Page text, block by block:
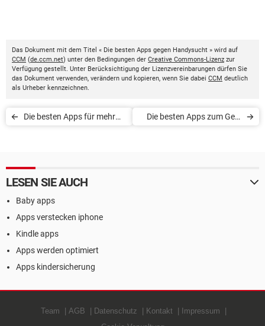
Das Dokument mit dem Titel « Die besten Apps gegen Handysucht » wird auf
CCM (de.ccm.net) unter den Bedingungen der Creative Commons-Lizenz zur
Verfügung gestellt. Unter Berücksichtigung der Lizenzvereinbarungen dürfen Sie
das Dokument verwenden, verändern und kopieren, wenn Sie dabei CCM deutlich
als Urheber kennzeichnen.
Die besten Apps für mehr
Die besten Apps zum Geld
LESEN SIE AUCH
Baby apps
Apps verstecken iphone
Kindle apps
Apps werden optimiert
Apps kindersicherung
Team AGB Datenschutz Kontakt
Impressum